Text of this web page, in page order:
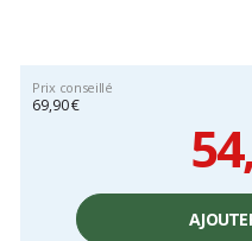
Prix conseillé
69,90 €
unitaire,